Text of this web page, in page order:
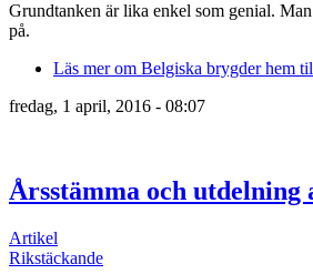
Grundtanken är lika enkel som genial.
på.
Läs merom Belgiska brygder hem
fredag, 1 april, 2016 - 08:07
Årsstämma och utdelning
Artikel
Rikstäckande